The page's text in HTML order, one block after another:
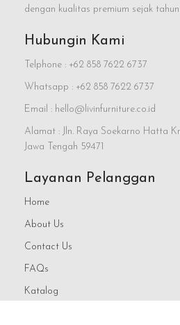
dengan kualitas premium sejak
Hubungin Kami
Telphone : +62 858 7622 6737
Whatsapp : +62 858 7622 6737
Email : hello@livinfurniture.co.id
Alamat : Jln. Raya Soekarno Hatta
Jawa Tengah 59471
Layanan Pelanggan
Home
About Us
Contact Us
FAQs
Katalog